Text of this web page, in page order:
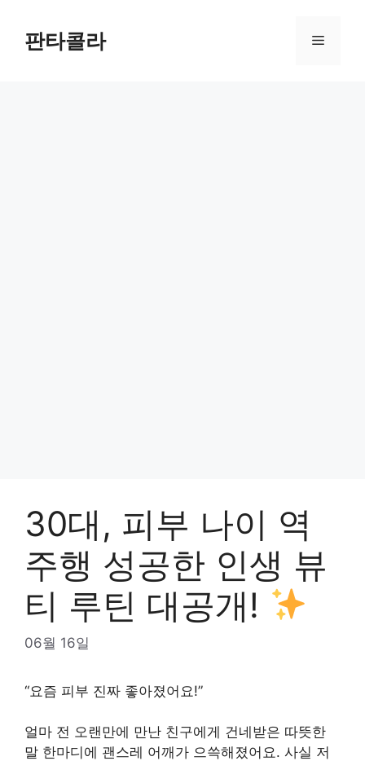
content판타콜라 Menu
30대, 피부 나이 역
주행 성공한 인생 뷰
티 루틴 대공개!
06월 16일
“요즘 피부 진짜 좋아졌어요!”
얼마 전 오랜만에 만난 친구에게 건네받은 따뜻한
말 한마디에 괜스레 어깨가 으쓱해졌어요. 사실 저